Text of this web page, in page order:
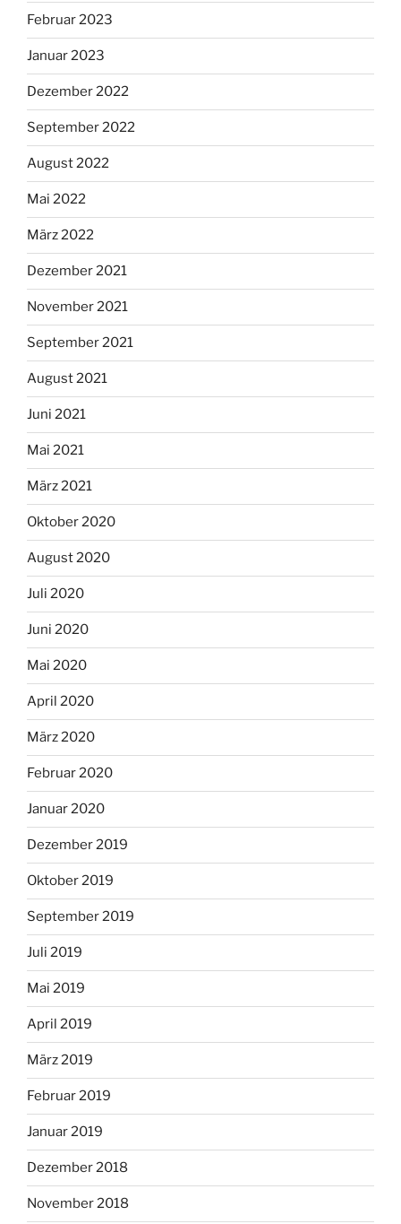
Februar 2023
Januar 2023
Dezember 2022
September 2022
August 2022
Mai 2022
März 2022
Dezember 2021
November 2021
September 2021
August 2021
Juni 2021
Mai 2021
März 2021
Oktober 2020
August 2020
Juli 2020
Juni 2020
Mai 2020
April 2020
März 2020
Februar 2020
Januar 2020
Dezember 2019
Oktober 2019
September 2019
Juli 2019
Mai 2019
April 2019
März 2019
Februar 2019
Januar 2019
Dezember 2018
November 2018